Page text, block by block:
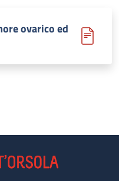
ovarico ed